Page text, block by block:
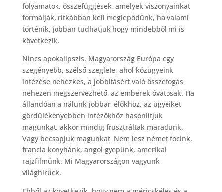
folyamatok, összefüggések, amelyek viszonyainkat
formálják, ritkábban kell meglepődünk, ha valami
történik, jobban tudhatjuk hogy mindebből mi is
következik.
Nincs apokalipszis. Magyarország Európa egy
szegényebb, szélső szeglete, ahol közügyeink
intézése nehézkes, a jobbításért való összefogás
nehezen megszervezhető, az emberek óvatosak. Ha
állandóan a nálunk jobban élőkhöz, az ügyeiket
gördülékenyebben intézőkhöz hasonlítjuk
magunkat, akkor mindig frusztráltak maradunk.
Vagy becsapjuk magunkat. Nem lesz német focink,
francia konyhánk, angol gyepünk, amerikai
rajzfilmünk. Mi Magyarországon vagyunk
világhírűek.